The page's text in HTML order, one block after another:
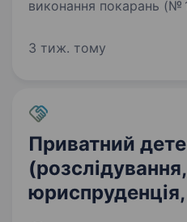
виконання покарань
відділу режиму і охорони.
3 тиж. тому
Приватний
(розслідування,
юриспруденція,